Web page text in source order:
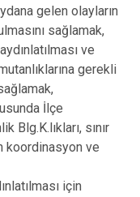
gelen olayların
sağlamak,
ve
gerekli
İlçe
Blg.K.lıkları, sınır
koordinasyon ve
için